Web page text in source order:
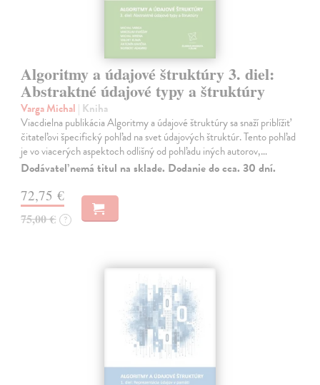
Algoritmy a údajové štruktúry 3. diel:
Abstraktné údajové typy a štruktúry
Varga Michal | Kniha
Viacdielna publikácia Algoritmy a údajové štruktúry sa snaží priblížiť
čitateľovi špecifický pohľad na svet údajových štruktúr. Tento pohľad
je vo viacerých aspektoch odlišný od pohľadu iných autorov,…
Dodávateľ nemá titul na sklade. Dodanie do cca. 30 dní.
72,75 €
75,00 € ?